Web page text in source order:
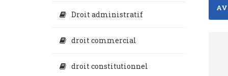
Droit administratif
droit commercial
droit constitutionnel